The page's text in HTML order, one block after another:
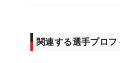
関連する選手プロ